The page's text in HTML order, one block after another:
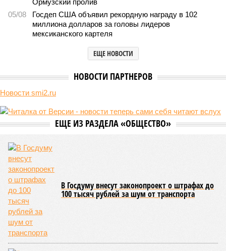
Мы могли бы жить сотни лет, но этого никогда не будет (фото: Deep
Как бы мы ни старались, достигнуть бессмертия у человека не
получится никогда, даже при самых совершенных технологиях и
самой совершенной медицине. Точку в многолетних дебатах о
долголетии поставило новое исследование российских учёных: в
теории максимальный предел жизни – 194 года. Но и этот
возраст практически вряд ли достижим – во всём виноваты
мутации ДНК.